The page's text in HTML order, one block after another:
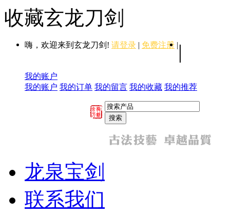
收藏玄龙刀剑
嗨，欢迎来到玄龙刀剑! 请登录 | 免费注册 | |
我的账户
我的账户 我的订单 我的留言 我的收藏 我的推荐
龙泉宝剑
联系我们